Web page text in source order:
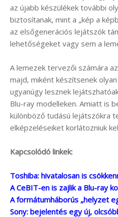
az újabb készülékek további
biztosítanak, mint a „kép a
az elsőgenerációs lejátszók
lehetőségeket vagy sem a
A lemezek tervezői számára
majd, miként készítsenek
ugyanúgy lesznek
Blu-ray modelleken. Amiatt is
különböző tudású lejátszókra
elképzeléseiket korlátozniuk
Kapcsolódó linkek:
Toshiba: hivatalosan is
A CeBIT-en is zajlik a Blu-ray
A formátumháborús „helyzet
Sony: bejelentés egy új,